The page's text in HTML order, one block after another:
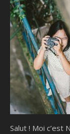
Salut ! Moi c’est